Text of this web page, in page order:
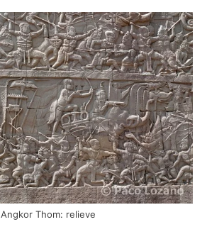
Angkor Thom: relieve